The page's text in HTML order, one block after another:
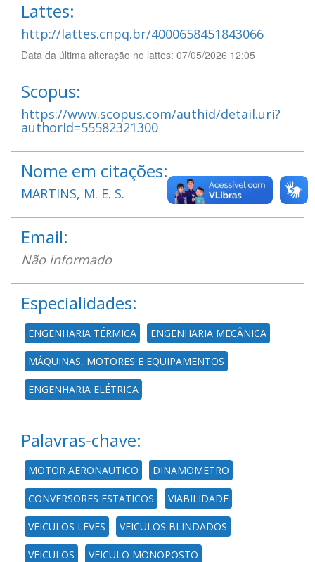
Lattes:
http://lattes.cnpq.br/4000658451843066
Data da última alteração no lattes: 07/05/2026 12:05
Scopus:
https://www.scopus.com/authid/detail.uri?
authorId=55582321300
Nome em citações:
MARTINS, M. E. S.
Email:
Não informado
Especialidades:
ENGENHARIA TÉRMICA ENGENHARIA MECÂNICA
MÁQUINAS, MOTORES E EQUIPAMENTOS
ENGENHARIA ELÉTRICA
Palavras-chave:
MOTOR AERONAUTICO DINAMOMETRO
CONVERSORES ESTATICOS VIABILIDADE
VEICULOS LEVES VEICULOS BLINDADOS
VEICULOS VEICULO MONOPOSTO